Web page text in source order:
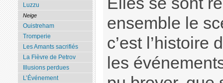
ensemble le
c’est l’histoire
les
Luzzu
Neige
Ouistreham
Tromperie
Les Amants sacrifiés
La Fièvre de Petrov
Illusions perdues
L’Événement